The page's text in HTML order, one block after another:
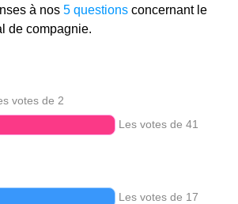
à nos 5 questions concernant le
de compagnie.
votes de 2
Les votes de 41
Les votes de 17